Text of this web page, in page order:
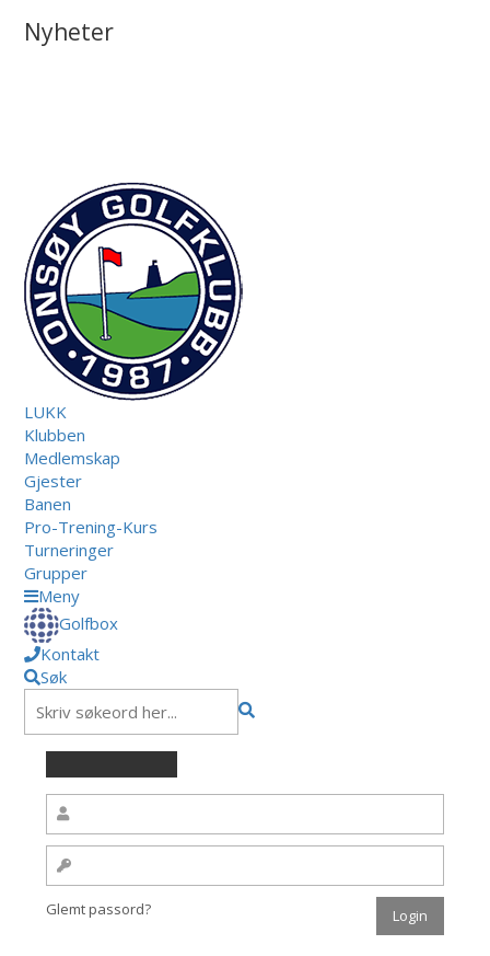
Nyheter
LUKK
Klubben
Medlemskap
Gjester
Banen
Pro-Trening-Kurs
Turneringer
Grupper
Meny
Golfbox
Kontakt
Søk
Glemt passord?